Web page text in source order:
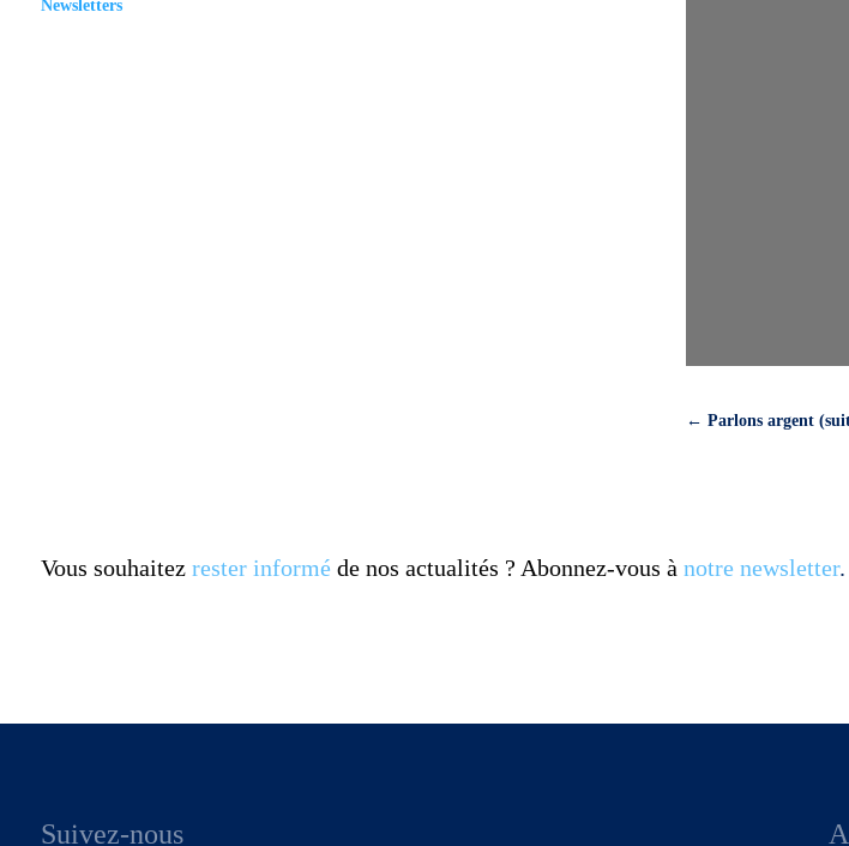
Newsletters
←Parlons argent
Vous souhaitez rester informéde nos actualités ? Abonnez-vous à notre newsletter.
Suivez-nous